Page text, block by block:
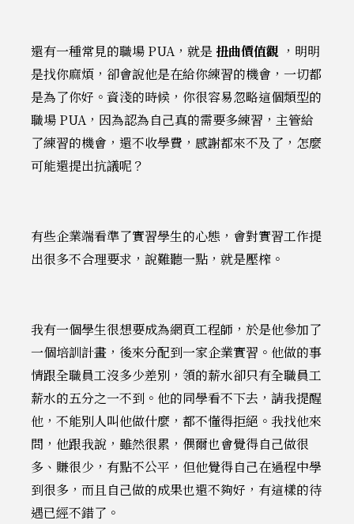
還有一種常見的職場 PUA，就是 扭曲價值觀 ，明明
是找你麻煩，卻會說他是在給你練習的機會，一切都
是為了你好。資淺的時候，你很容易忽略這個類型的
職場 PUA，因為認為自己真的需要多練習，主管給
了練習的機會，還不收學費，感謝都來不及了，怎麼
可能還提出抗議呢？
有些企業端看準了實習學生的心態，會對實習工作提
出很多不合理要求，說難聽一點，就是壓榨。
我有一個學生很想要成為網頁工程師，於是他參加了
一個培訓計畫，後來分配到一家企業實習。他做的事
情跟全職員工沒多少差別，領的薪水卻只有全職員工
薪水的五分之一不到。他的同學看不下去，請我提醒
他，不能別人叫他做什麼，都不懂得拒絕。我找他來
問，他跟我說，雖然很累，偶爾也會覺得自己做很
多、賺很少，有點不公平，但他覺得自己在過程中學
到很多，而且自己做的成果也還不夠好，有這樣的待
遇已經不錯了。